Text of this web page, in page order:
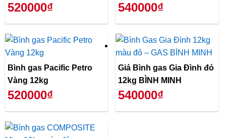
520000₫ 540000₫
Bình gas Pacific Petro
Vàng 12kg
520000₫
Giá Bình gas Gia Đình đỏ
12kg BÌNH MINH
540000₫